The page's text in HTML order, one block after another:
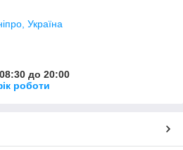
Україна
до 20:00
роботи